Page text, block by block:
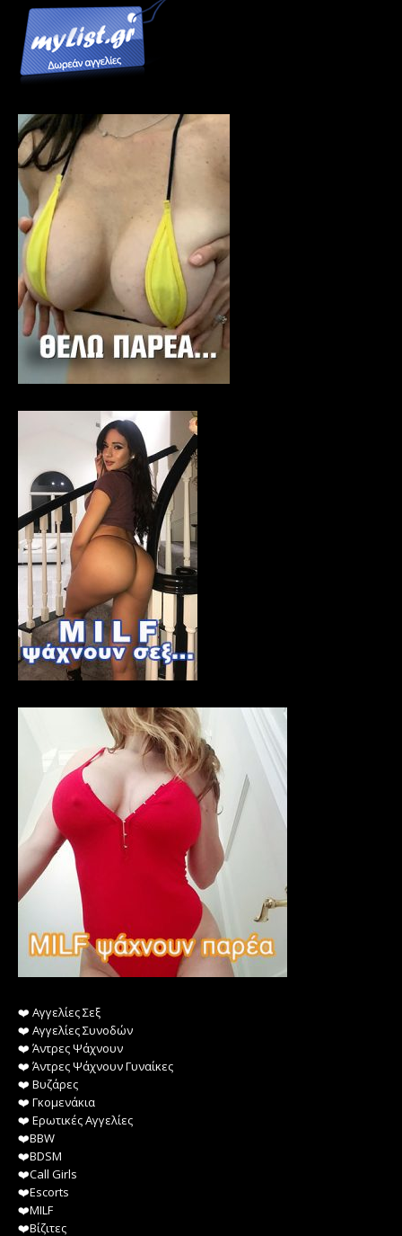
❤️️ Αγγελίες Σεξ
❤️️ Αγγελίες Συνοδών
❤️️ Άντρες Ψάχνουν
❤️️ Άντρες Ψάχνουν Γυναίκες
❤️️ Βυζάρες
❤️️ Γκομενάκια
❤️️ Ερωτικές Αγγελίες
❤️️BBW
❤️️BDSM
❤️️Call Girls
❤️️Escorts
❤️️MILF
❤️️Βίζιτες